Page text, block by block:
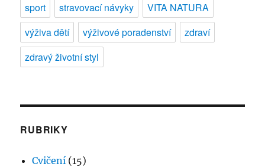
sport
stravovací návyky
VITA NATURA
výživa dětí
výživové poradenství
zdraví
zdravý životní styl
RUBRIKY
Cvičení (15)